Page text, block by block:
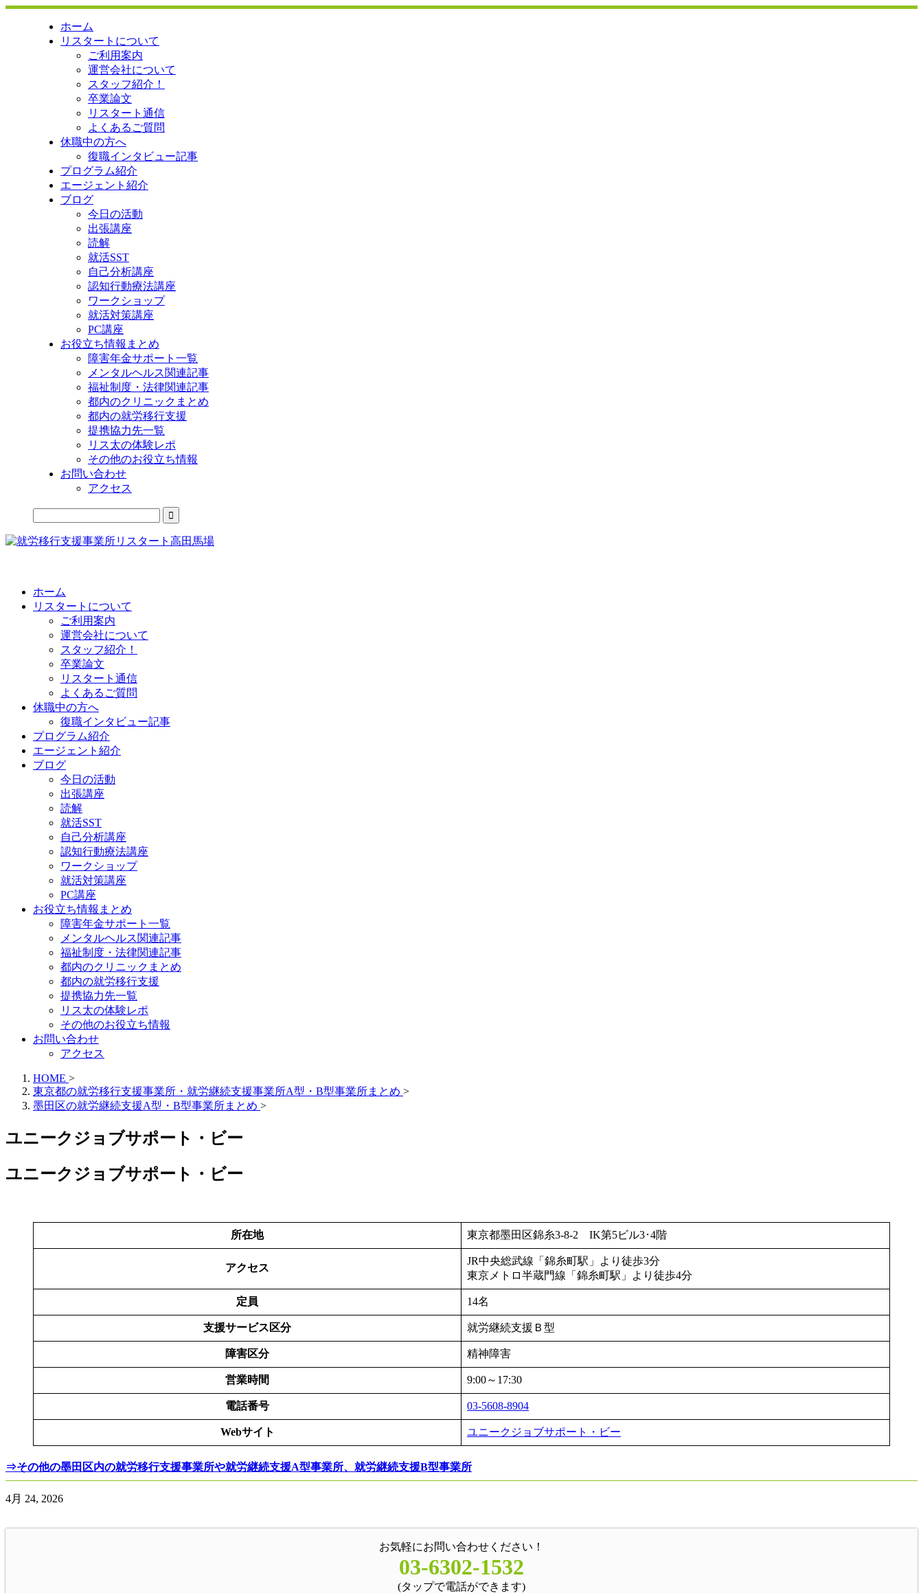
ホーム
リスタートについて
ご利用案内
運営会社について
スタッフ紹介！
卒業論文
リスタート通信
よくあるご質問
休職中の方へ
復職インタビュー記事
プログラム紹介
エージェント紹介
ブログ
今日の活動
出張講座
読解
就活SST
自己分析講座
認知行動療法講座
ワークショップ
就活対策講座
PC講座
お役立ち情報まとめ
障害年金サポート一覧
メンタルヘルス関連記事
福祉制度・法律関連記事
都内のクリニックまとめ
都内の就労移行支援
提携協力先一覧
リス太の体験レポ
その他のお役立ち情報
お問い合わせ
アクセス
ホーム
リスタートについて
ご利用案内
運営会社について
スタッフ紹介！
卒業論文
リスタート通信
よくあるご質問
休職中の方へ
復職インタビュー記事
プログラム紹介
エージェント紹介
ブログ
今日の活動
出張講座
読解
就活SST
自己分析講座
認知行動療法講座
ワークショップ
就活対策講座
PC講座
お役立ち情報まとめ
障害年金サポート一覧
メンタルヘルス関連記事
福祉制度・法律関連記事
都内のクリニックまとめ
都内の就労移行支援
提携協力先一覧
リス太の体験レポ
その他のお役立ち情報
お問い合わせ
アクセス
HOME >
東京都の就労移行支援事業所・就労継続支援事業所A型・B型事業所まとめ >
墨田区の就労継続支援A型・B型事業所まとめ >
ユニークジョブサポート・ビー
ユニークジョブサポート・ビー
所在地 東京都墨田区錦糸3-8-2 IK第5ビル3･4階
アクセス
JR中央総武線「錦糸町駅」より徒歩3分
東京メトロ半蔵門線「錦糸町駅」より徒歩4分
定員 14名
支援サービス区分 就労継続支援Ｂ型
障害区分 精神障害
営業時間 9:00～17:30
電話番号 03-5608-8904
Webサイト ユニークジョブサポート・ビー
⇒その他の墨田区内の就労移行支援事業所や就労継続支援A型事業所、就労継続支援B型事業所
4月 24, 2026
お気軽にお問い合わせください！
03-6302-1532
(タップで電話ができます)